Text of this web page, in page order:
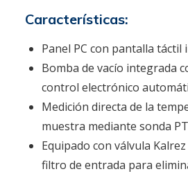
Características:
Panel PC con pantalla táctil
Bomba de vacío integrada
control electrónico
Medición directa de la
muestra mediante sonda
Equipado con válvula
filtro de entrada para